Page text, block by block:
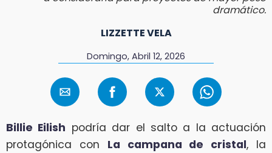
dramático.
LIZZETTE VELA
Domingo, Abril 12, 2026
Billie Eilish podría dar el salto a la actuación
protagónica con La campana de cristal, la